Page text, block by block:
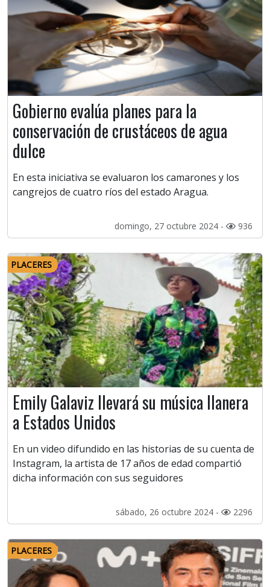
Gobierno evalúa planes para la
conservación de crustáceos de agua
dulce
En esta iniciativa se evaluaron los camarones y los
cangrejos de cuatro ríos del estado Aragua.
domingo, 27 octubre 2024 - 936
PLACERES
Emily Galaviz llevará su música llanera
a Estados Unidos
En un video difundido en las historias de su cuenta de
Instagram, la artista de 17 años de edad compartió
dicha información con sus seguidores
sábado, 26 octubre 2024 - 2296
PLACERES